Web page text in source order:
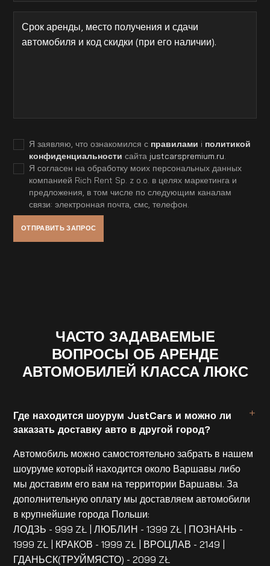
Я заявляю, что ознакомился с правилами i политикой
конфиденциальности сайта justcarspremium.ru
Я согласен на обработку моих персональных данных
компанией Rich Rent Sp. z o.o. в целях маркетинга и
предложения, в том числе по следующим каналам
связи: электронная почта, смс, телефон.
ЧАСТО ЗАДАВАЕМЫЕ
ВОПРОСЫ ОБ АРЕНДЕ
АВТОМОБИЛЕЙ КЛАССА ЛЮКС
Где находится шоурум JustCars и можно ли
заказать доставку авто в другой город?
Автомобиль можно самостоятельно забрать в нашем
шоуруме который находится около Варшавы либо
мы доставим его вам на территории Варшавы. За
дополнительную оплату мы доставляем автомобили
в крупнейшие города Польши:
ЛОДЗЬ - 999 ZŁ | ЛЮБЛИН - 1399 ZŁ | ПОЗНАНЬ -
1999 ZŁ | КРАКОВ - 1999 ZŁ | ВРОЦЛАВ - 2149 |
ГДАНЬСК(ТРУЙМЯСТО) - 2099 ZŁ